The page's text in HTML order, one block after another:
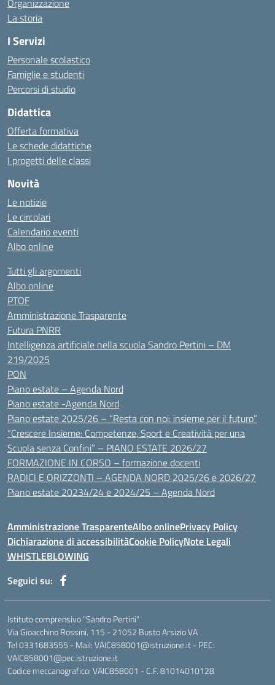
Organizzazione
La storia
I Servizi
Personale scolastico
Famiglie e studenti
Percorsi di studio
Didattica
Offerta formativa
Le schede didattiche
I progetti delle classi
Novità
Le notizie
Le circolari
Calendario eventi
Albo online
Tutti gli argomenti
Albo online
PTOF
Amministrazione Trasparente
Futura PNRR
Intelligenza artificiale nella scuola Sandro Pertini – DM
219/2025
PON
Piano estate – Agenda Nord
Piano estate -Agenda Nord
Piano estate 2025/26 – “Resta con noi: insieme per il futuro”
“Crescere Insieme: Competenze, Sport e Creatività per una
Scuola senza Confini” – PIANO ESTATE 2026/27
FORMAZIONE IN CORSO – formazione docenti
RADICI E ORIZZONTI – AGENDA NORD 2025/26 e 2026/27
Piano estate 20234/24 e 2024/25 – Agenda Nord
Amministrazione TrasparenteAlbo onlinePrivacy Policy
Dichiarazione di accessibilitàCookie PolicyNote Legali
WHISTLEBLOWING
Seguici su:
Istituto comprensivo "Sandro Pertini"
Via Gioacchino Rossini. 115 - 21052 Busto Arsizio VA
Tel 0331683555 - Mail: VAIC858001@istruzione.it - PEC:
VAIC858001@pec.istruzione.it
Codice meccanografico: VAIC858001 - C.F. 81014010128